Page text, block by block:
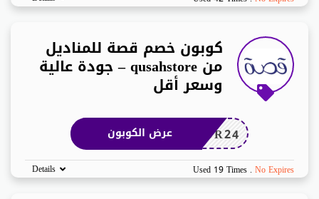
كوبون خصم قصة للمناديل
من qusahstore – جودة عالية
وسعر أقل
DR24 عرض الكوبون
Used 19 Times . No Expires
Details